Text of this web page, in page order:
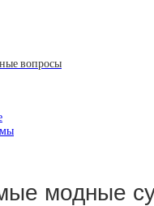
вопросы
модные